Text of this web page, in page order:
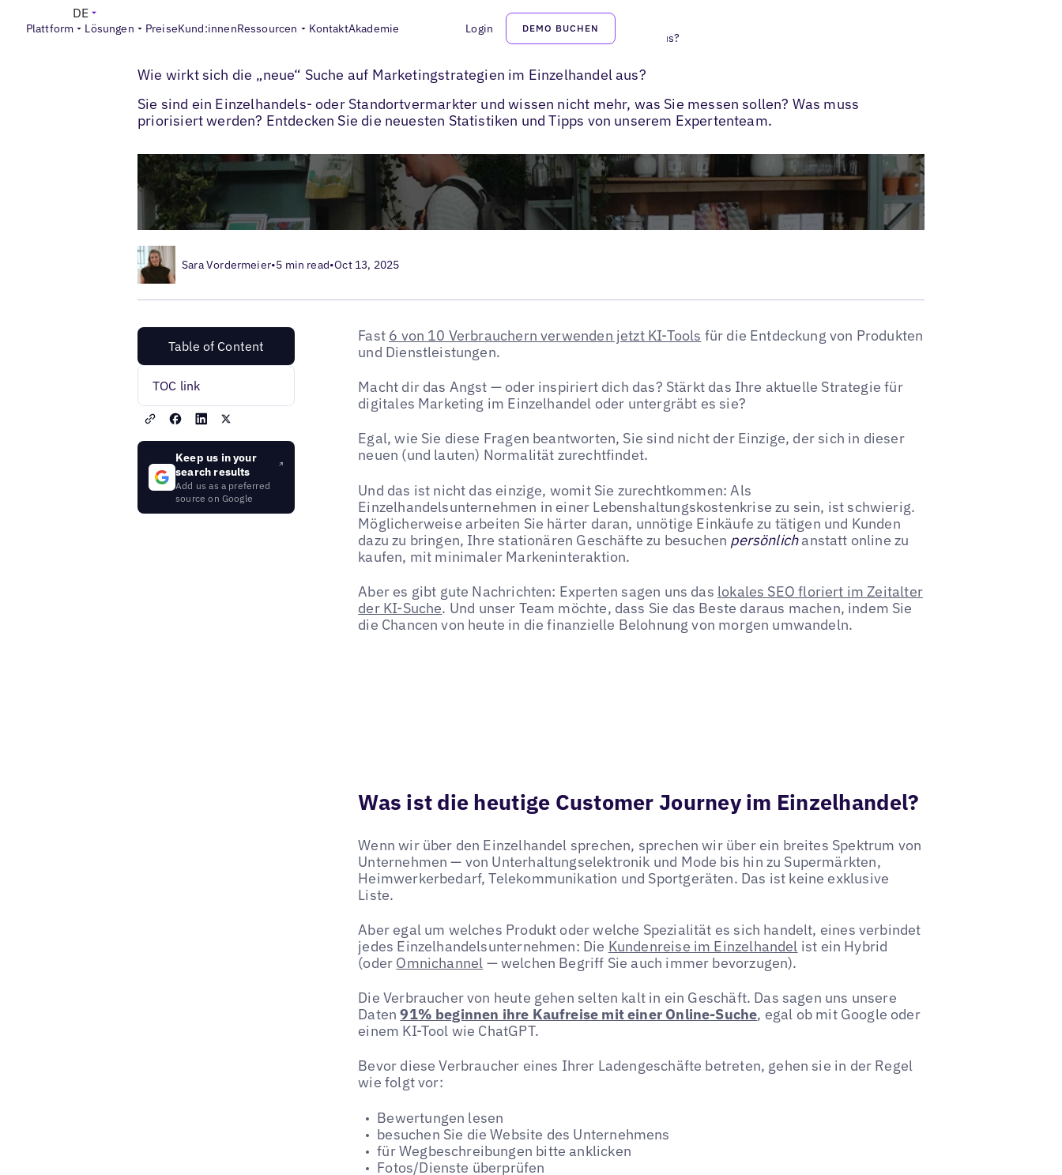
Plattform Lösungen PreiseKund:innenRessourcen KontaktAkademie Login DEMO BUCHEN
DE
Blogs> Lokales Marketing> Wie wirkt sich die „neue“ Suche auf Marketingstrategien im Einzelhandel aus?
Wie wirkt sich die „neue“ Suche auf Marketingstrategien im Einzelhandel aus?
Sie sind ein Einzelhandels- oder Standortvermarkter und wissen nicht mehr, was Sie messen sollen? Was muss
priorisiert werden? Entdecken Sie die neuesten Statistiken und Tipps von unserem Expertenteam.
Sara Vordermeier•5 min read•Oct 13, 2025
Table of Content
TOC link
Keep us in your
search results
Add us as a preferred
source on Google
Fast 6 von 10 Verbrauchern verwenden jetzt KI-Tools für die Entdeckung von Produkten
und Dienstleistungen.
Macht dir das Angst — oder inspiriert dich das? Stärkt das Ihre aktuelle Strategie für
digitales Marketing im Einzelhandel oder untergräbt es sie?
Egal, wie Sie diese Fragen beantworten, Sie sind nicht der Einzige, der sich in dieser
neuen (und lauten) Normalität zurechtfindet.
Und das ist nicht das einzige, womit Sie zurechtkommen: Als
Einzelhandelsunternehmen in einer Lebenshaltungskostenkrise zu sein, ist schwierig.
Möglicherweise arbeiten Sie härter daran, unnötige Einkäufe zu tätigen und Kunden
dazu zu bringen, Ihre stationären Geschäfte zu besuchen persönlichanstatt online zu
kaufen, mit minimaler Markeninteraktion.
Aber es gibt gute Nachrichten: Experten sagen uns das lokales SEO floriert im Zeitalter
der KI-Suche. Und unser Team möchte, dass Sie das Beste daraus machen, indem Sie
die Chancen von heute in die finanzielle Belohnung von morgen umwandeln.
Was ist die heutige Customer Journey im Einzelhandel?
Wenn wir über den Einzelhandel sprechen, sprechen wir über ein breites Spektrum von
Unternehmen — von Unterhaltungselektronik und Mode bis hin zu Supermärkten,
Heimwerkerbedarf, Telekommunikation und Sportgeräten. Das ist keine exklusive
Liste.
Aber egal um welches Produkt oder welche Spezialität es sich handelt, eines verbindet
jedes Einzelhandelsunternehmen: Die Kundenreise im Einzelhandel ist ein Hybrid
(oder Omnichannel — welchen Begriff Sie auch immer bevorzugen).
Die Verbraucher von heute gehen selten kalt in ein Geschäft. Das sagen uns unsere
Daten91% beginnen ihre Kaufreise mit einer Online-Suche, egal ob mit Google oder
einem KI-Tool wie ChatGPT.
Bevor diese Verbraucher eines Ihrer Ladengeschäfte betreten, gehen sie in der Regel
wie folgt vor:
Bewertungen lesen
besuchen Sie die Website des Unternehmens
für Wegbeschreibungen bitte anklicken
Fotos/Dienste überprüfen